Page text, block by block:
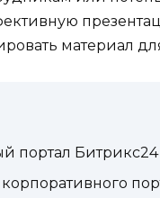
материал
портал Битрикс24